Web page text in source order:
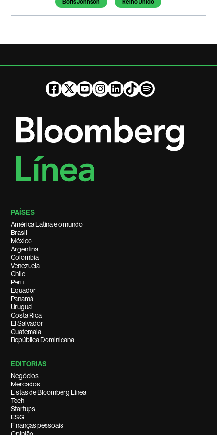
Boris Johnson Reino Unido
PAÍSES
América Latina e o mundo
Brasil
México
Argentina
Colombia
Venezuela
Chile
Peru
Equador
Panamá
Uruguai
Costa Rica
El Salvador
Guatemala
República Dominicana
EDITORIAS
Negócios
Mercados
Listas de Bloomberg Línea
Tech
Startups
ESG
Finanças pessoais